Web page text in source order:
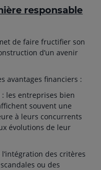
responsable
de faire fructifier son
d’un avenir
avantages financiers :
: les entreprises bien
souvent une
à leurs concurrents
évolutions de leur
l’intégration des critères
ou des